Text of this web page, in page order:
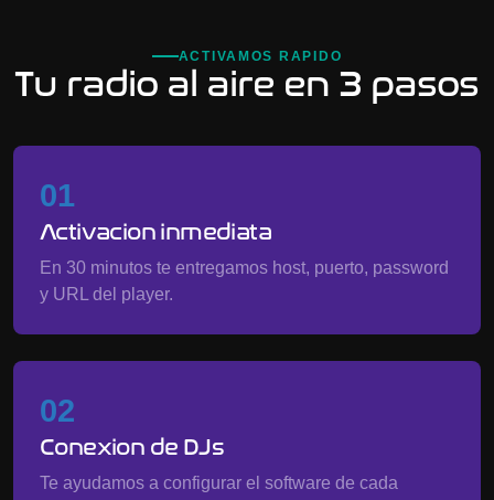
ACTIVAMOS RAPIDO
Tu radio al aire en 3 pasos
01
Activacion inmediata
En 30 minutos te entregamos host, puerto, password
y URL del player.
02
Conexion de DJs
Te ayudamos a configurar el software de cada